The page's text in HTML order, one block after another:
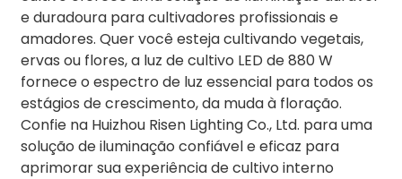
e duradoura para cultivadores profissionais e
amadores. Quer você esteja cultivando vegetais,
ervas ou flores, a luz de cultivo LED de 880 W
fornece o espectro de luz essencial para todos os
estágios de crescimento, da muda à floração.
Confie na Huizhou Risen Lighting Co., Ltd. para uma
solução de iluminação confiável e eficaz para
aprimorar sua experiência de cultivo interno